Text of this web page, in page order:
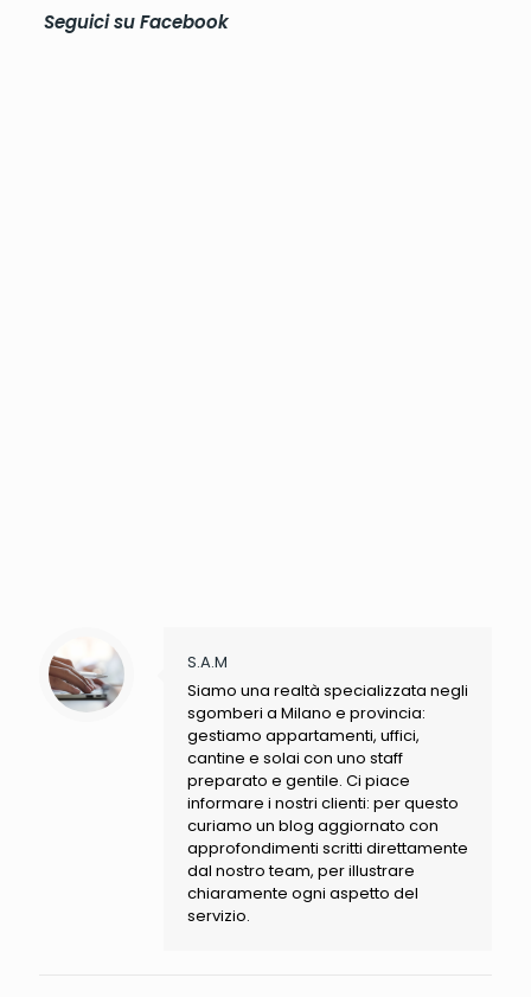
Seguici suFacebook
S.A.M
Siamo una realtà specializzata negli
sgomberi a Milano e provincia:
gestiamo appartamenti, uffici,
cantine e solai con uno staff
preparato e gentile. Ci piace
informare i nostri clienti: per questo
curiamo un blog aggiornato con
approfondimenti scritti direttamente
dal nostro team, per illustrare
chiaramente ogni aspetto del
servizio.